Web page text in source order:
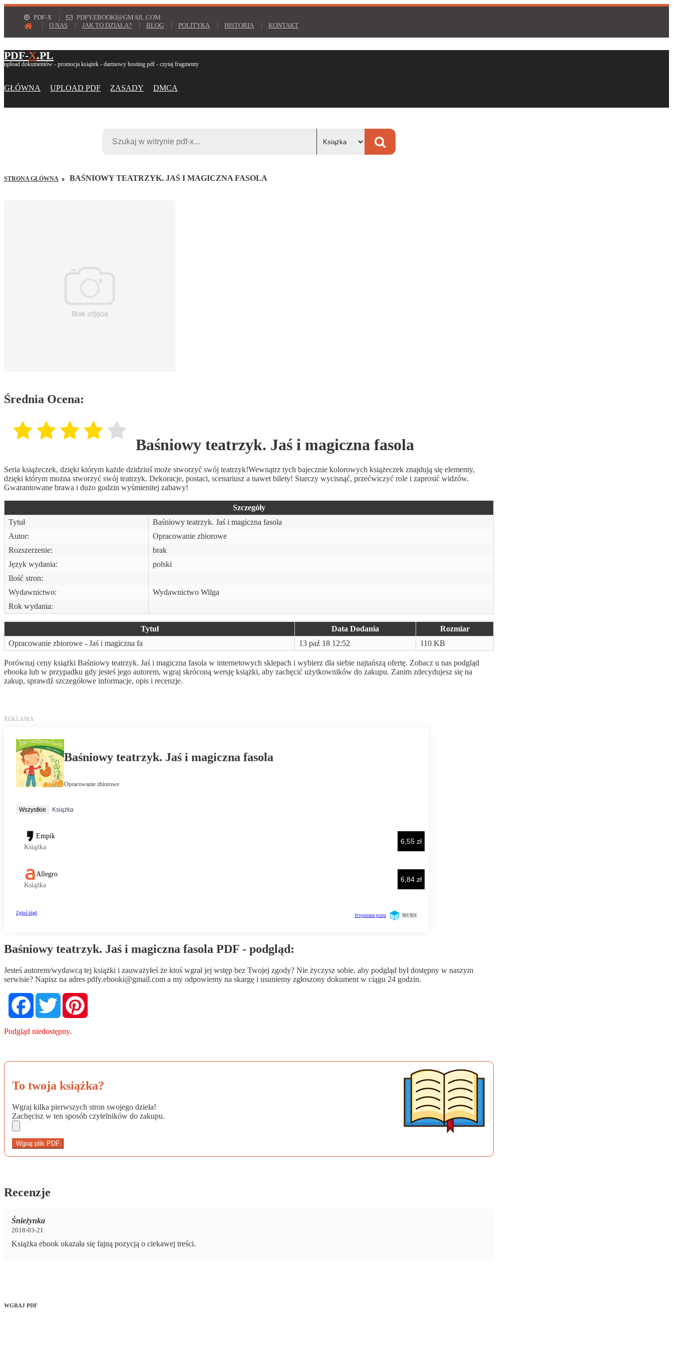
PDF-X
PDFY.EBOOKI@GMAIL.COM
O NAS
JAK TO DZIAŁA? BLOG POLITYKA HISTORIA KONTAKT
PDF-X.PL
upload dokumentów - promocja książek - darmowy hosting pdf - czytaj fragmenty
GŁÓWNA UPLOAD PDF ZASADY DMCA
STRONA GŁÓWNA BAŚNIOWY TEATRZYK. JAŚ I MAGICZNA FASOLA
Średnia Ocena:
Baśniowy teatrzyk. Jaś i magiczna fasola
Seria książeczek, dzięki którym każde dzidziuś może stworzyć swój teatrzyk!Wewnątrz tych bajecznie kolorowych książeczek znajdują się elementy,
dzięki którym można stworzyć swój teatrzyk. Dekoracje, postaci, scenariusz a nawet bilety! Starczy wycisnąć, przećwiczyć role i zaprosić widzów.
Gwarantowane brawa i dużo godzin wyśmienitej zabawy!
Szczegóły
Tytuł
Baśniowy teatrzyk. Jaś i magiczna fasola
Autor:
Opracowanie zbiorowe
Rozszerzenie:
brak
Język wydania:
polski
Ilość stron:
Wydawnictwo:
Wydawnictwo Wilga
Rok wydania:
Tytuł Data Dodania
Rozmiar
Opracowanie zbiorowe - Jaś i magiczna fa
13 paź 18 12:52 110 KB
Porównaj ceny książki Baśniowy teatrzyk. Jaś i magiczna fasola w internetowych sklepach i wybierz dla siebie najtańszą ofertę. Zobacz u nas podgląd
ebooka lub w przypadku gdy jesteś jego autorem, wgraj skróconą wersję książki, aby zachęcić użytkowników do zakupu. Zanim zdecydujesz się na
zakup, sprawdź szczegółowe informacje, opis i recenzje.
Baśniowy teatrzyk. Jaś i magiczna fasola PDF - podgląd:
Jesteś autorem/wydawcą tej książki i zauważyłeś że ktoś wgrał jej wstęp bez Twojej zgody? Nie życzysz sobie, aby podgląd był dostępny w naszym
serwisie? Napisz na adres pdfy.ebooki@gmail.com a my odpowiemy na skargę i usuniemy zgłoszony dokument w ciągu 24 godzin.
FacebookTwitter
Podgląd niedostępny.
To twoja książka?
Wgraj kilka pierwszych stron swojego dzieła!
Zachęcisz w ten sposób czytelników do zakupu.
Wgraj plik PDF
Recenzje
Śnieżynka
2018-03-21
Książka ebook okazała się fajną pozycją o ciekawej treści.
WGRAJ PDF